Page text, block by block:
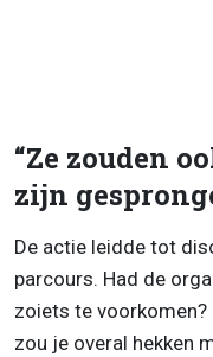
“Ze zouden
zijn
De actie leidde tot
parcours. Had de
zoiets te voorkomen?
zou je overal hekken